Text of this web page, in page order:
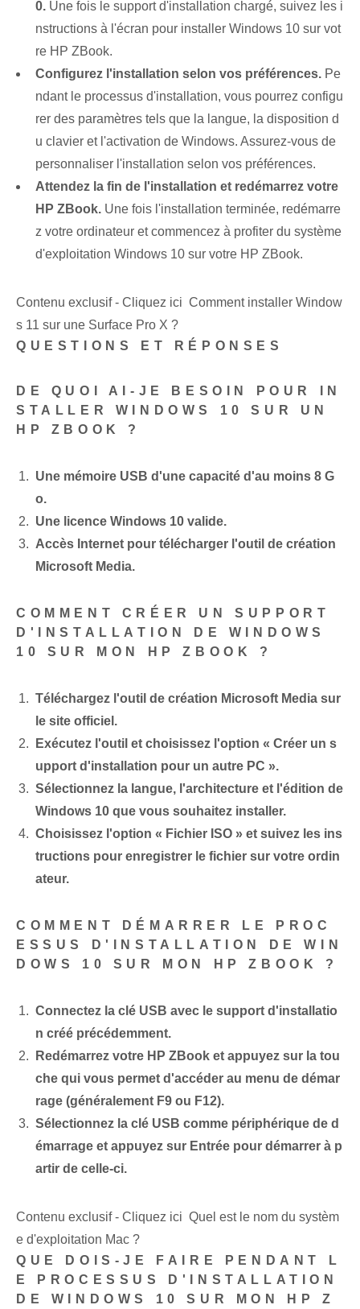
0. Une fois le support d'installation chargé, suivez les i
nstructions à l'écran pour installer Windows 10 sur vot
re HP ZBook.
Configurez l'installation selon vos préférences. Pe
ndant le processus d'installation, vous pourrez configu
rer des paramètres tels que la langue, la disposition d
u clavier et l'activation de Windows. Assurez-vous de
personnaliser l'installation selon vos préférences.
Attendez la fin de l'installation et redémarrez votre
HP ZBook. Une fois l'installation terminée, redémarre
z votre ordinateur et commencez à profiter du système
d'exploitation Windows 10 sur votre HP ZBook.
Contenu exclusif - Cliquez ici Comment installer Window
s 11 sur une Surface Pro X ?
QUESTIONS ET RÉPONSES
DE QUOI AI-JE BESOIN POUR IN
STALLER WINDOWS 10 SUR UN
HP ZBOOK ?
Une mémoire USB d'une capacité d'au moins 8 G
o.
Une licence Windows 10 valide.
Accès Internet pour télécharger l'outil de création
Microsoft Media.
COMMENT CRÉER UN SUPPORT
D'INSTALLATION DE WINDOWS
10 SUR MON HP ZBOOK ?
Téléchargez l'outil de création Microsoft Media sur
le site officiel.
Exécutez l'outil et choisissez l'option « Créer un s
upport d'installation pour un autre PC ».
Sélectionnez la langue, l'architecture et l'édition de
Windows 10 que vous souhaitez installer.
Choisissez l'option « Fichier ISO » et suivez les ins
tructions pour enregistrer le fichier sur votre ordin
ateur.
COMMENT DÉMARRER LE PROC
ESSUS D'INSTALLATION DE WIN
DOWS 10 SUR MON HP ZBOOK ?
Connectez la clé USB avec le support d'installatio
n créé précédemment.
Redémarrez votre HP ZBook et appuyez sur la tou
che qui vous permet d'accéder au menu de démar
rage (généralement F9 ou F12).
Sélectionnez la clé USB comme périphérique de d
émarrage et appuyez sur Entrée pour démarrer à p
artir de celle-ci.
Contenu exclusif - Cliquez ici Quel est le nom du systèm
e d'exploitation Mac ?
QUE DOIS-JE FAIRE PENDANT L
E PROCESSUS D'INSTALLATION
DE WINDOWS 10 SUR MON HP Z